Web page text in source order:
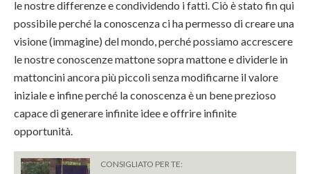
le nostre differenze e condividendo i fatti. Ciò è stato fin qui
possibile perché la conoscenza ci ha permesso di creare una
visione (immagine) del mondo, perché possiamo accrescere
le nostre conoscenze mattone sopra mattone e dividerle in
mattoncini ancora più piccoli senza modificarne il valore
iniziale e infine perché la conoscenza è un bene prezioso
capace di generare infinite idee e offrire infinite
opportunità.
CONSIGLIATO PER TE: